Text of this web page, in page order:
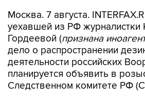
Гордеевой (признана
дело о распространении
деятельности российских
планируется объявить в
Следственном комитете РФ
"По данным следствия,